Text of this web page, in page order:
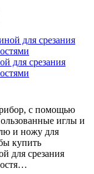
для срезания
с помощью
иглы и
и ножу для
купить
для срезания